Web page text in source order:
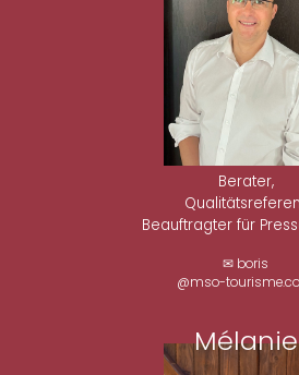
Berater,
Beauftragter für
✉ boris
@mso-
Mélanie